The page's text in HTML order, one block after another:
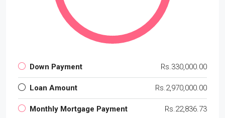
Down Payment Rs.330,000.00
Loan Amount Rs.2,970,000.00
Monthly Mortgage Payment Rs.22,836.73